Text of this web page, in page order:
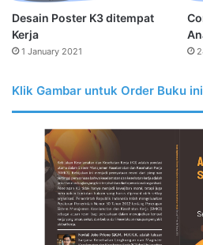
Desain Poster K3 ditempat
Kerja
1 January 2021
Klik Gambar untuk Order Buku